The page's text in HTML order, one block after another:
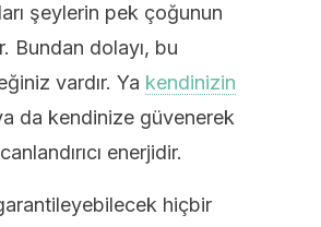
şeylerin pek çoğunun
Bundan dolayı, bu
vardır. Ya kendinizin
da kendinize güvenerek
enerjidir.
hiçbir